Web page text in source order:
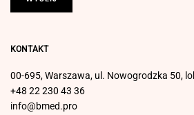
KONTAKT
00-695, Warszawa, ul. Nowogrodzka 50,
+48 22 230 43 36
info@bmed.pro